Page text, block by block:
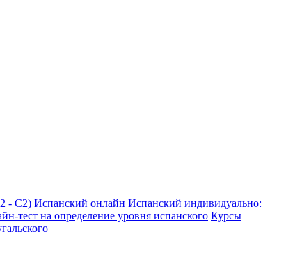
- С2) Испанский онлайн Испанский индивидуально:
тест на определение уровня испанского Курсы